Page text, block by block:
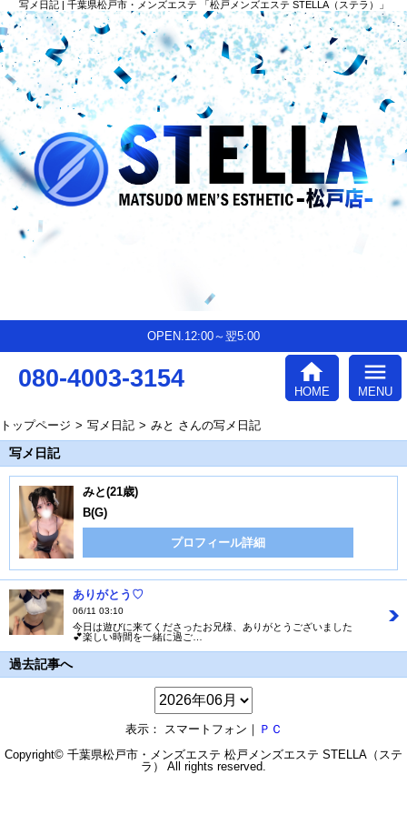
写メ日記 | 千葉県松戸市・メンズエステ 「松戸メンズエステ STELLA（ステラ）」
OPEN.12:00～翌5:00
080-4003-3154 home
HOME
menu
MENU
トップページ 写メ日記 みと さんの写メ日記
写メ日記
みと(21歳)
B(G)
プロフィール詳細
ありがとう♡
06/11 03:10
今日は遊びに来てくださったお兄様、ありがとうございました
💕楽しい時間を一緒に過ご…
過去記事へ
表示： スマートフォン｜ ＰＣ
Copyright© 千葉県松戸市・メンズエステ 松戸メンズエステ STELLA（ステ
ラ）
All rights reserved.